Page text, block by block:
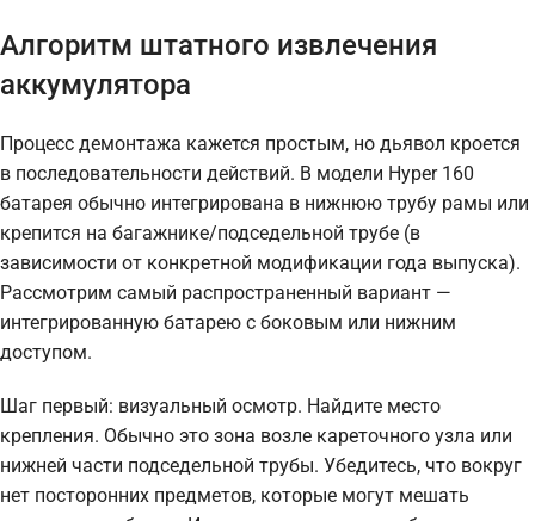
Алгоритм штатного извлечения
аккумулятора
Процесс демонтажа кажется простым, но дьявол кроется
в последовательности действий. В модели Hyper 160
батарея обычно интегрирована в нижнюю трубу рамы или
крепится на багажнике/подседельной трубе (в
зависимости от конкретной модификации года выпуска).
Рассмотрим самый распространенный вариант —
интегрированную батарею с боковым или нижним
доступом.
Шаг первый: визуальный осмотр. Найдите место
крепления. Обычно это зона возле кареточного узла или
нижней части подседельной трубы. Убедитесь, что вокруг
нет посторонних предметов, которые могут мешать